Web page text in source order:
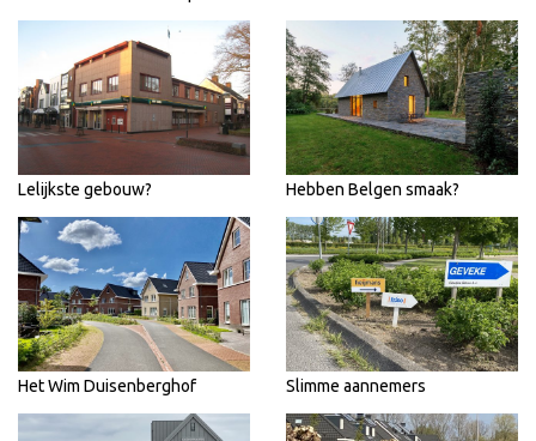
Lelijkste gebouw? Hebben Belgen smaak?
Het Wim Duisenberghof Slimme aannemers